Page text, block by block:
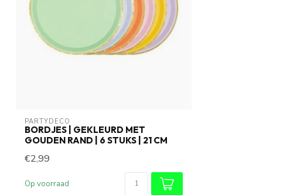
PARTYDECO
BORDJES | GEKLEURD MET
GOUDEN RAND | 6 STUKS | 21 CM
€2,99
Op voorraad